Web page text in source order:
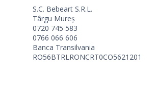
S.C. Bebeart S.R.L.
Târgu Mureș
0720 745 583
0766 066 606
Banca Transilvania
RO56BTRLRONCRT0CO5621201